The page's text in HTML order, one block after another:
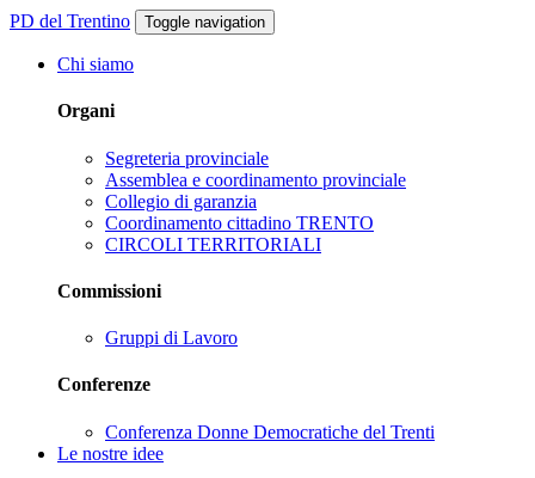
PD del Trentino Toggle navigation
Chi siamo
Organi
Segreteria provinciale
Assemblea e coordinamento provinciale
Collegio di garanzia
Coordinamento cittadino TRENTO
CIRCOLI TERRITORIALI
Commissioni
Gruppi di Lavoro
Conferenze
Conferenza Donne Democratiche del Trenti
Le nostre idee